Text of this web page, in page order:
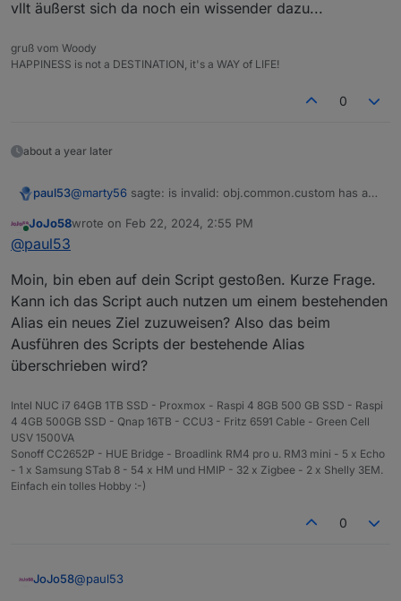
die warn meldung passt auch nicht mit deinem
Alias. Danach kommt dann direkt der Eintrag ins Log
vllt äußerst sich da noch ein wissender dazu...
gruß vom Woody
HAPPINESS is not a DESTINATION, it's a WAY of LIFE!
0
about a year later
paul53@marty56 sagte: is invalid: obj.common.custom has an
Ändere Zeile 23 in
Die neuen Versionen des js-controller unterscheiden
zwischenarrayund undobject, das kein Array ist.
Online
JoJo58wrote on Feb 22, 2024, 2:55 PM
last edited by
@paul53
Moin, bin eben auf dein Script gestoßen. Kurze Frage.
Kann ich das Script auch nutzen um einem bestehenden
Alias ein neues Ziel zuzuweisen? Also das beim
Ausführen des Scripts der bestehende Alias
überschrieben wird?
Intel NUC i7 64GB 1TB SSD - Proxmox - Raspi 4 8GB 500 GB SSD - Raspi
4 4GB 500GB SSD - Qnap 16TB - CCU3 - Fritz 6591 Cable - Green Cell
USV 1500VA
Sonoff CC2652P - HUE Bridge - Broadlink RM4 pro u. RM3 mini - 5 x Echo
- 1 x Samsung STab 8 - 54 x HM und HMIP - 32 x Zigbee - 2 x Shelly 3EM.
Einfach ein tolles Hobby :-)
0
JoJo58@paul53